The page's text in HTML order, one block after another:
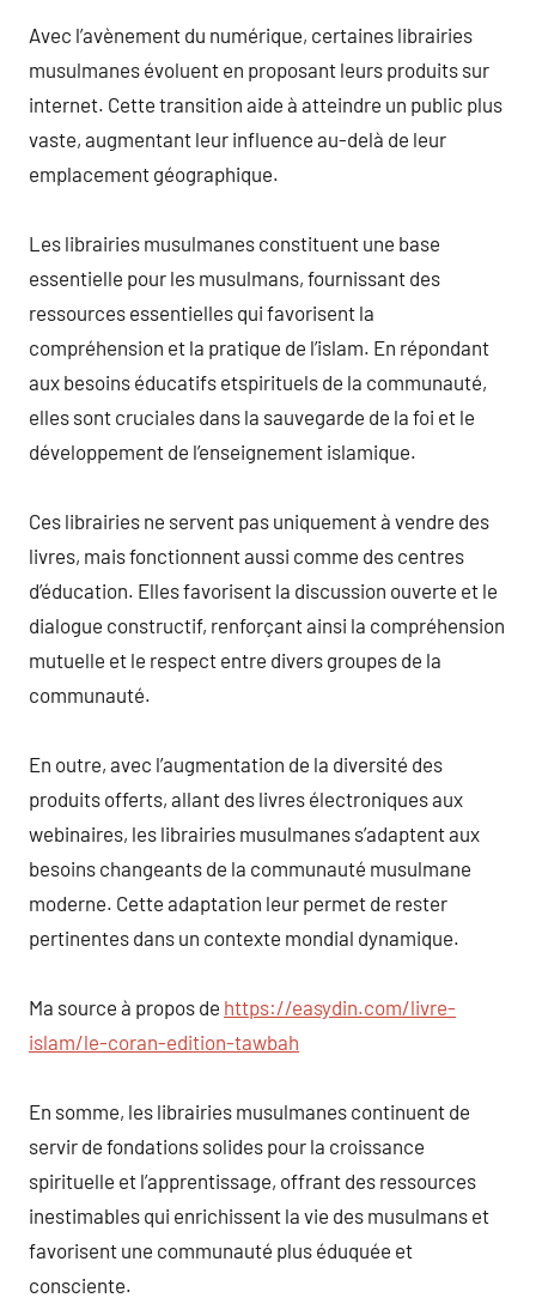
Avec l’avènement du numérique, certaines librairies
musulmanes évoluent en proposant leurs produits sur
internet. Cette transition aide à atteindre un public plus
vaste, augmentant leur influence au-delà de leur
emplacement géographique.
Les librairies musulmanes constituent une base
essentielle pour les musulmans, fournissant des
ressources essentielles qui favorisent la
compréhension et la pratique de l’islam. En répondant
aux besoins éducatifs etspirituels de la communauté,
elles sont cruciales dans la sauvegarde de la foi et le
développement de l’enseignement islamique.
Ces librairies ne servent pas uniquement à vendre des
livres, mais fonctionnent aussi comme des centres
d’éducation. Elles favorisent la discussion ouverte et le
dialogue constructif, renforçant ainsi la compréhension
mutuelle et le respect entre divers groupes de la
communauté.
En outre, avec l’augmentation de la diversité des
produits offerts, allant des livres électroniques aux
webinaires, les librairies musulmanes s’adaptent aux
besoins changeants de la communauté musulmane
moderne. Cette adaptation leur permet de rester
pertinentes dans un contexte mondial dynamique.
Ma source à propos de https://easydin.com/livre-
islam/le-coran-edition-tawbah
En somme, les librairies musulmanes continuent de
servir de fondations solides pour la croissance
spirituelle et l’apprentissage, offrant des ressources
inestimables qui enrichissent la vie des musulmans et
favorisent une communauté plus éduquée et
consciente.